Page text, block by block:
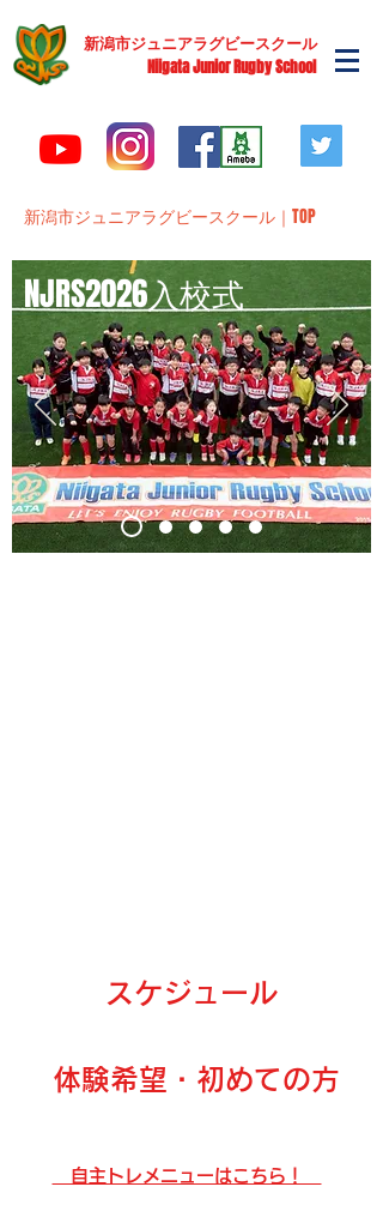
​新潟市ジュニアラグビースクール
Niigata Junior Rugby School
新潟市ジュニアラグビースクール｜TOP
NJRS2026入校式
スケジュール
体験希望・初めての方
自主トレメニューはこちら！